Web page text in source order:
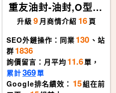
重友油封-油封,O型
環,橡膠迫緊,U型迫
升級 9 月商情介紹 16 頁
SEO外鏈操作：同業 130 、站
群 1836
詢價留言：月平均 11.6單，
累計369單
Google排名績效： 15組在前